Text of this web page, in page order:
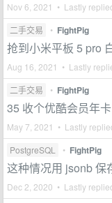
Nov 6, 2021 • Lastly
二手交易 • FightPig
抢到小米平板 5 pro
Aug 16, 2021 • Lastly
二手交易 • FightPig
35 收个优酷会员年卡
May 7, 2021 • Lastly
PostgreSQL • FightPig
这种情况用 jsonb 保
Dec 2, 2020 • Lastly